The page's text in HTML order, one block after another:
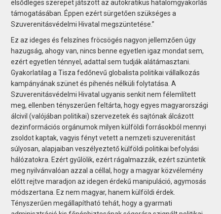
elsődleges szerepet játszott az autokratikus hatalomgyakorlás
támogatásában. Éppen ezért sürgetően szükséges a
Szuverenitásvédelmi Hivatal megszüntetése.”
Ez az ideges és felszínes fröcsögés nagyon jellemzően úgy
hazugság, ahogy van, nincs benne egyetlen igaz mondat sem,
ezért egyetlen ténnyel, adattal sem tudják alátámasztani.
Gyakorlatilag a Tisza fedőnevű globalista politikai vállalkozás
kampányának szünet és pihenés nélküli folytatása. A
Szuverenitásvédelmi Hivatal ugyanis senkit nem félemlített
meg, ellenben tényszerűen feltárta, hogy egyes magyarországi
álcivil (valójában politikai) szervezetek és sajtónak álcázott
dezinformációs orgánumok milyen külföldi forrásokból mennyi
zsoldot kaptak, vagyis fényt vetett a nemzeti szuverenitást
súlyosan, alapjaiban veszélyeztető külföldi politikai befolyási
hálózatokra. Ezért gyűlölik, ezért rágalmazzák, ezért szüntetik
meg nyilvánvalóan azzal a céllal, hogy a magyar közvélemény
előtt rejtve maradjon az idegen érdekű manipuláció, agymosás
módszertana. Ez nem magyar, hanem külföldi érdek.
Tényszerűen megállapítható tehát, hogy a gyarmati